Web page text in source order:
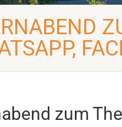
zum